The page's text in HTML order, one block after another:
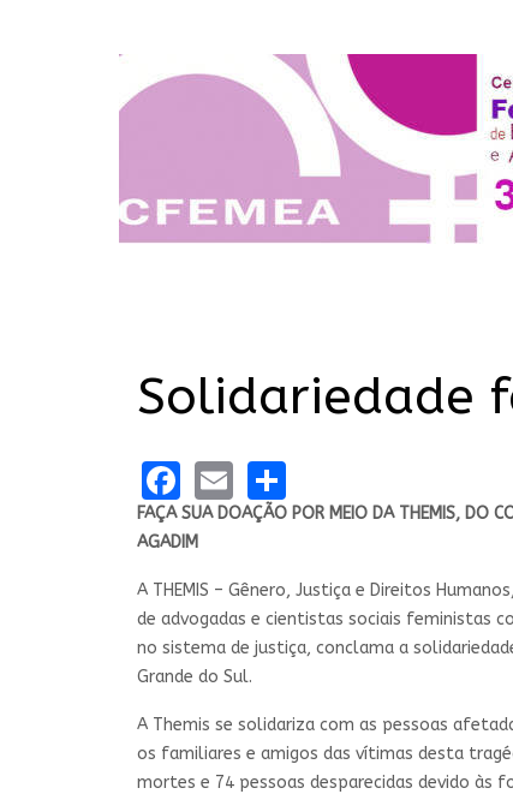
Solidariedade
Facebook
Email
FAÇA SUA DOAÇÃO POR MEIO DA THEMIS, DO
AGADIM
A THEMIS – Gênero, Justiça e Direitos
de advogadas e cientistas sociais feministas
no sistema de justiça, conclama a
Grande do Sul.
A Themis se solidariza com as pessoas
os familiares e amigos das vítimas desta
mortes e 74 pessoas desparecidas devido às